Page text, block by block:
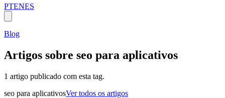
PTENES
Blog
Artigos sobre seo para aplicativos
1 artigo publicado com esta tag.
seo para aplicativosVer todos os artigos